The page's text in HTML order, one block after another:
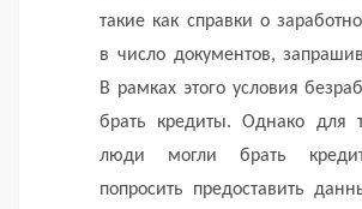
такие как справки о
в число документов,
В рамках этого условия
брать кредиты.
Однако для
люди могли брать
попросить предоставить